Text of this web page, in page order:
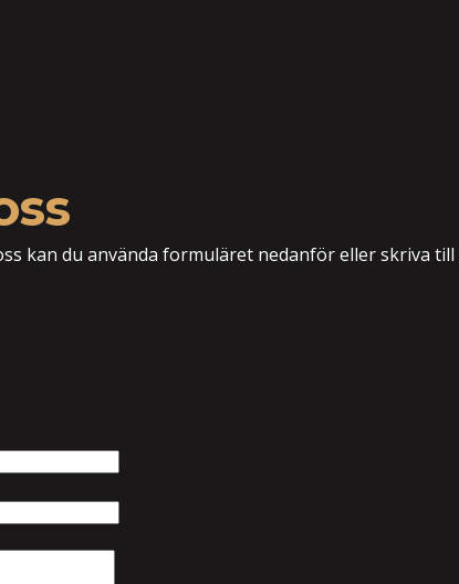
kan du använda formuläret nedanför eller skriva till